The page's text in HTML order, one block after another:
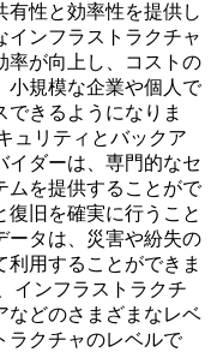
有性と効率性を提供し
インフラストラクチャ
率が向上し、コストの
小規模な企業や個人で
できるようになりま
ュリティとバックア
イダーは、専門的なセ
ムを提供することがで
復旧を確実に行うこと
ータは、災害や紛失の
利用することができま
インフラストラクチ
などのさまざまなレベ
ラクチャのレベルで